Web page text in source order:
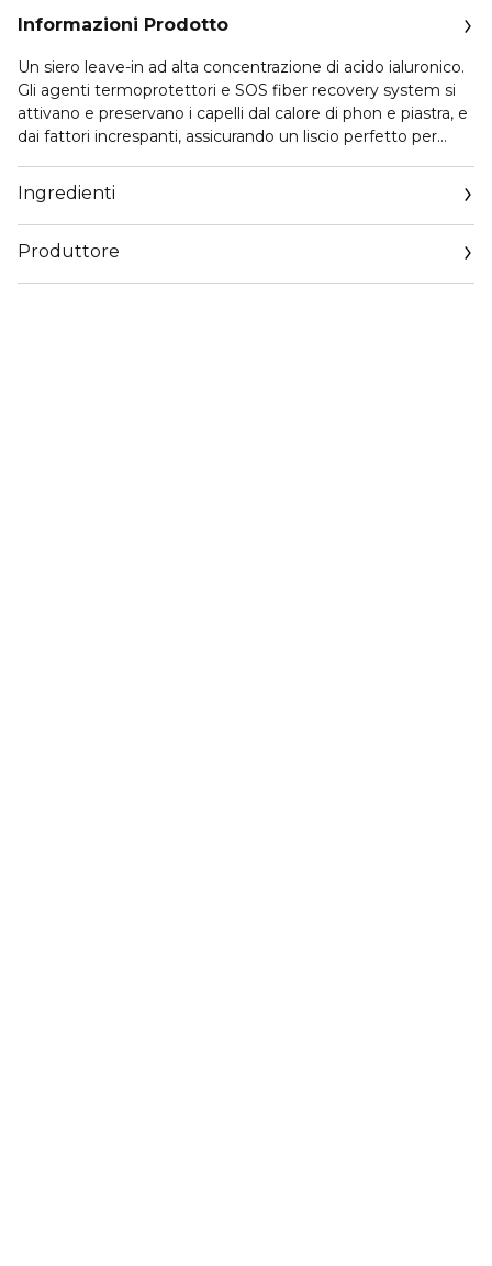
Informazioni Prodotto
Un siero leave-in ad alta concentrazione di acido ialuronico.
Gli agenti termoprotettori e SOS fiber recovery system si
attivano e preservano i capelli dal calore di phon e piastra, e
dai fattori increspanti, assicurando un liscio perfetto per
Ingredienti
Produttore